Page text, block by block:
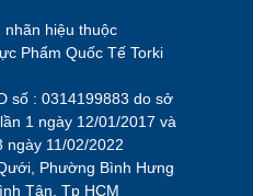
nhãn hiệu thuộc
Phẩm Quốc Tế Torki
số : 0314199883 do sở
1 ngày 12/01/2017 và
ngày 11/02/2022
Phường Bình Hưng
Tân, Tp HCM